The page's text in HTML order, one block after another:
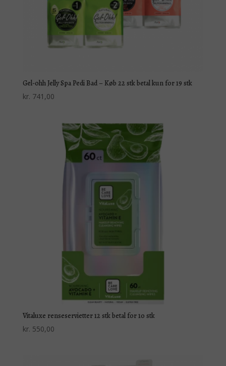
Gel-ohh Jelly Spa Pedi Bad – Køb 22 stk betal kun for 19 stk
kr. 741,00
Vitaluxe renseservietter 12 stk betal for 10 stk
kr. 550,00